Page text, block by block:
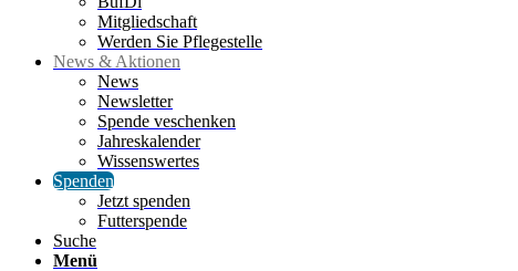
Mitgliedschaft
Werden Sie Pflegestelle
News & Aktionen
News
Newsletter
Spende veschenken
Jahreskalender
Wissenswertes
Spenden
Jetzt spenden
Futterspende
Suche
Menü